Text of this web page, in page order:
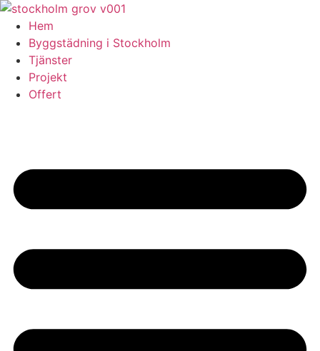
Skip
content
Hem
Byggstädning i Stockholm
Tjänster
Projekt
Offert